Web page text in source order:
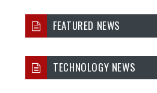
FEATURED NEWS
TECHNOLOGY NEWS